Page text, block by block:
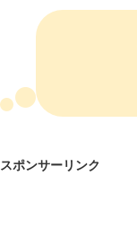
スポンサーリンク